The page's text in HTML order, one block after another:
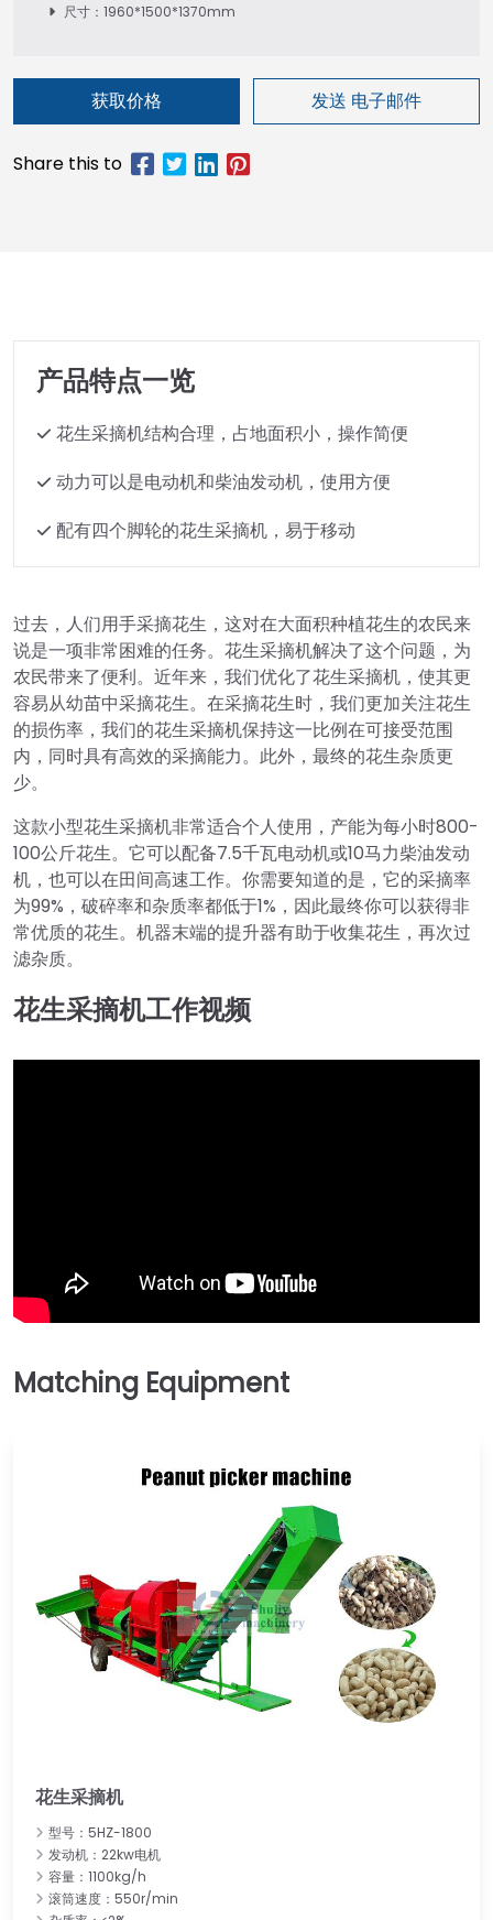
尺寸：1960*1500*1370mm
获取价格 发送 电子邮件
产品特点一览
花生采摘机结构合理，占地面积小，操作简便
动力可以是电动机和柴油发动机，使用方便
配有四个脚轮的花生采摘机，易于移动
过去，人们用手采摘花生，这对在大面积种植花生的农民来
说是一项非常困难的任务。花生采摘机解决了这个问题，为
农民带来了便利。近年来，我们优化了花生采摘机，使其更
容易从幼苗中采摘花生。在采摘花生时，我们更加关注花生
的损伤率，我们的花生采摘机保持这一比例在可接受范围
内，同时具有高效的采摘能力。此外，最终的花生杂质更
少。
这款小型花生采摘机非常适合个人使用，产能为每小时800-
100公斤花生。它可以配备7.5千瓦电动机或10马力柴油发动
机，也可以在田间高速工作。你需要知道的是，它的采摘率
为99%，破碎率和杂质率都低于1%，因此最终你可以获得非
常优质的花生。机器末端的提升器有助于收集花生，再次过
滤杂质。
花生采摘机工作视频
花生采摘机
型号：5HZ-1800
发动机：22kw电机
容量：1100kg/h
滚筒速度：550r/min